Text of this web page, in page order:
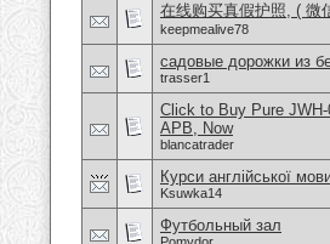
在线购买真假护照, ( 微
keepmealive78
садовые дорожки из
trasser1
Click to Buy Pure
APB, Now
blancatrader
Курси англійської
Ksuwka14
Футбольный зал